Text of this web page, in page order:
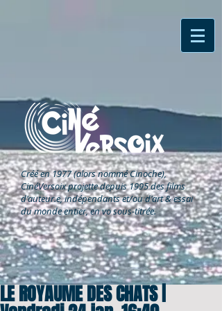
Créé en 1977 (alors nommé Cinoche),
CinéVersoixprojette depuis 1995 des films
d'auteur.e, indépendants et/ou d'art & essai
du monde entier, en vo sous-titrée.
LE ROYAUME DES CHATS |